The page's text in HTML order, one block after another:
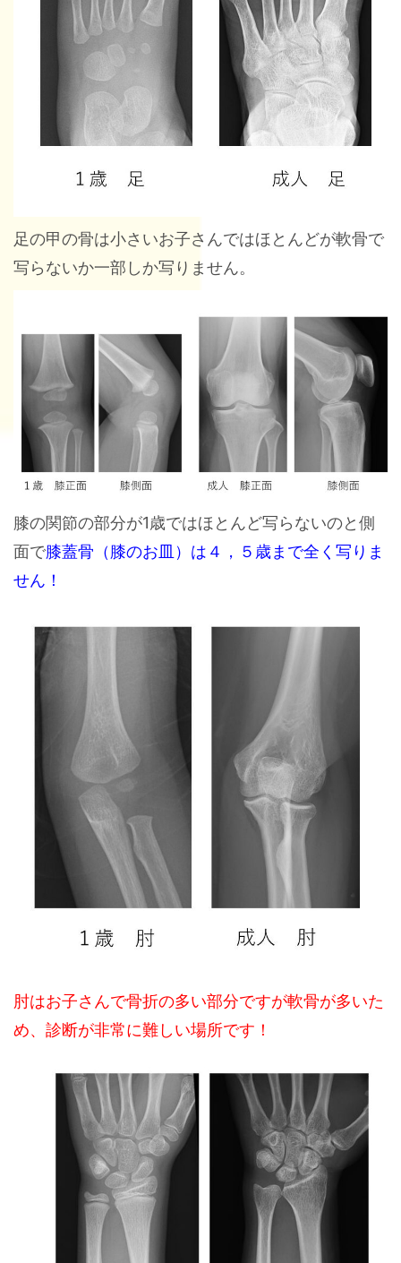
足の甲の骨は小さいお子さんではほとんどが軟骨で
写らないか一部しか写りません。
膝の関節の部分が1歳ではほとんど写らないのと側
面で膝蓋骨（膝のお皿）は４，５歳まで全く写りま
せん！
肘はお子さんで骨折の多い部分ですが軟骨が多いた
め、診断が非常に難しい場所です！